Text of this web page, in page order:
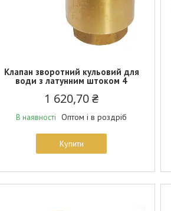
Клапан зворотний кульовий для
води з латунним штоком 4
1 620,70 ₴
В наявності Оптом і в роздріб
Купити